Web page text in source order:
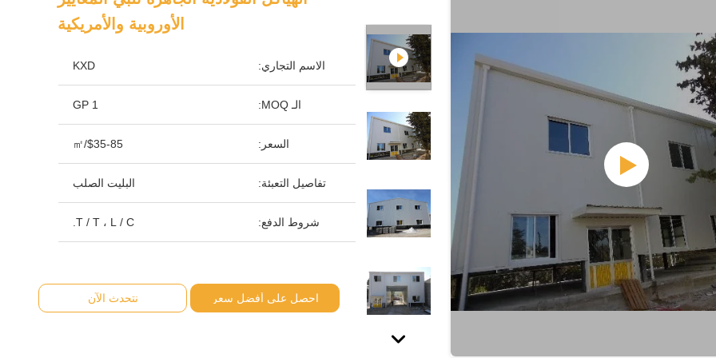
الأوروبية والأمريكية
الاسم التجاري: KXD
الـ MOQ: 1 GP
السعر: $35-85/㎡
تفاصيل التعبئة: البليت الصلب
شروط الدفع: T / T ، L / C.
احصل على أفضل سعر نتحدث الآن